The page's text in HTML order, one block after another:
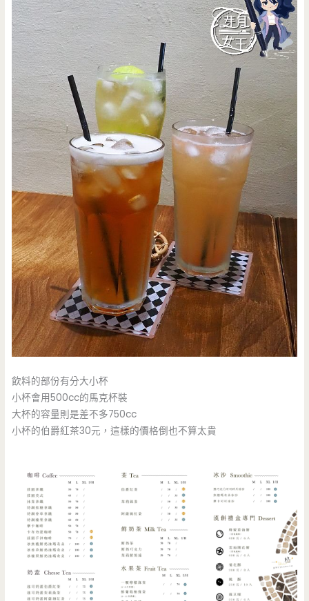
飲料的部份有分大小杯
小杯會用500cc的馬克杯裝
大杯的容量則是差不多750cc
小杯的伯爵紅茶30元，這樣的價格倒也不算太貴